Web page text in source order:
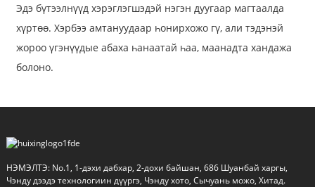
Эдэ бүтээлнүүд хэрэглэгшэдэй нэгэн дуугаар магтаалда
хүртөө. Хэрбээ амтануудаар һонирхожо гү, али тэдэнэй
жороо үгэнүүдые абаха һанаатай һаа, маанадта хандажа
болоно.
НЭМЭЛТЭ: No.1, 1-дэхи дабхар, 2-дохи байшан, 686 Шуанбай харгы,
Чэнду дээдэ технологиин дүүргэ, Чэнду хото, Сычуань можо, Хитад.